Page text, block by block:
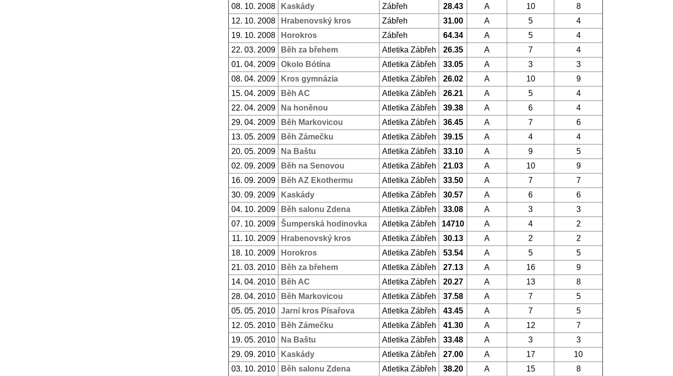
08. 10. 2008
Kaskády Zábřeh 28.43 A 10
8
12. 10. 2008
Hrabenovský kros Zábřeh 31.00 A 5
4
19. 10. 2008
Horokros Zábřeh 64.34 A 5
4
22. 03. 2009
Běh za břehem Atletika Zábřeh 26.35 A 7
4
01. 04. 2009
Okolo Bótína Atletika Zábřeh 33.05 A 3
3
08. 04. 2009
Kros gymnázia Atletika Zábřeh 26.02 A 10
9
15. 04. 2009
Běh AC Atletika Zábřeh 26.21 A 5
4
22. 04. 2009
Na honěnou Atletika Zábřeh 39.38 A 6
4
29. 04. 2009
Běh Markovicou Atletika Zábřeh 36.45 A 7
6
13. 05. 2009
Běh Zámečku Atletika Zábřeh 39.15 A 4
4
20. 05. 2009
Na Baštu Atletika Zábřeh 33.10 A 9
5
02. 09. 2009
Běh na Senovou Atletika Zábřeh 21.03 A 10
9
16. 09. 2009
Běh AZ Ekothermu Atletika Zábřeh 33.50 A 7
7
30. 09. 2009
Kaskády Atletika Zábřeh 30.57 A 6
6
04. 10. 2009
Běh salonu Zdena Atletika Zábřeh 33.08 A 3
3
07. 10. 2009
Šumperská hodinovka Atletika Zábřeh 14710 A 4
2
11. 10. 2009
Hrabenovský kros Atletika Zábřeh 30.13 A 2
2
18. 10. 2009
Horokros Atletika Zábřeh 53.54 A 5
5
21. 03. 2010
Běh za břehem Atletika Zábřeh 27.13 A 16
9
14. 04. 2010
Běh AC Atletika Zábřeh 20.27 A 13
8
28. 04. 2010
Běh Markovicou Atletika Zábřeh 37.58 A 7
5
05. 05. 2010
Jarní kros Písařova Atletika Zábřeh 43.45 A 7
5
12. 05. 2010
Běh Zámečku Atletika Zábřeh 41.30 A 12
7
19. 05. 2010
Na Baštu Atletika Zábřeh 33.48 A 3
3
29. 09. 2010
Kaskády Atletika Zábřeh 27.00 A 17
10
03. 10. 2010
Běh salonu Zdena Atletika Zábřeh 38.20 A 15
8